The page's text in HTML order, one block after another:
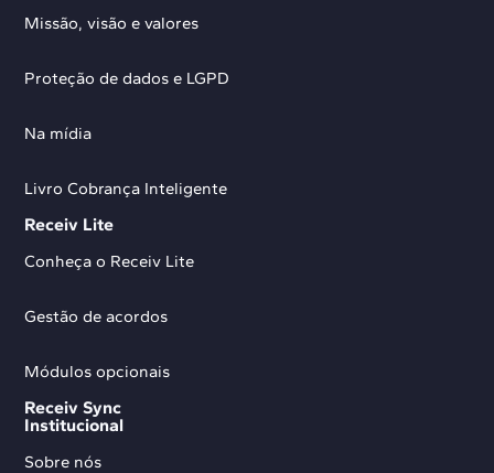
Missão, visão e valores
Proteção de dados e LGPD
Na mídia
Livro Cobrança Inteligente
Receiv Lite
Conheça o Receiv Lite
Gestão de acordos
Módulos opcionais
Receiv Sync
Institucional
Sobre nós